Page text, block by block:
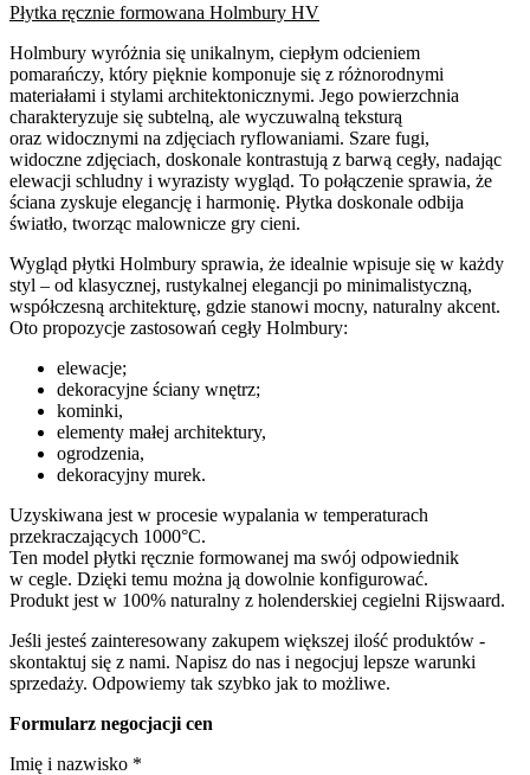
Płytka ręcznie formowana Holmbury HV
Holmbury wyróżnia się unikalnym, ciepłym odcieniem
pomarańczy, który pięknie komponuje się z różnorodnymi
materiałami i stylami architektonicznymi. Jego powierzchnia
charakteryzuje się subtelną, ale wyczuwalną teksturą
oraz widocznymi na zdjęciach ryflowaniami. Szare fugi,
widoczne zdjęciach, doskonale kontrastują z barwą cegły, nadając
elewacji schludny i wyrazisty wygląd. To połączenie sprawia, że
ściana zyskuje elegancję i harmonię. Płytka doskonale odbija
światło, tworząc malownicze gry cieni.
Wygląd płytki Holmbury sprawia, że idealnie wpisuje się w każdy
styl – od klasycznej, rustykalnej elegancji po minimalistyczną,
współczesną architekturę, gdzie stanowi mocny, naturalny akcent.
Oto propozycje zastosowań cegły Holmbury:
elewacje;
dekoracyjne ściany wnętrz;
kominki,
elementy małej architektury,
ogrodzenia,
dekoracyjny murek.
Uzyskiwana jest w procesie wypalania w temperaturach
przekraczających 1000°C.
Ten model płytki ręcznie formowanej ma swój odpowiednik
w cegle. Dzięki temu można ją dowolnie konfigurować.
Produkt jest w 100% naturalny z holenderskiej cegielni Rijswaard.
Jeśli jesteś zainteresowany zakupem większej ilość produktów -
skontaktuj się z nami. Napisz do nas i negocjuj lepsze warunki
sprzedaży. Odpowiemy tak szybko jak to możliwe.
Formularz negocjacji cen
Imię i nazwisko *